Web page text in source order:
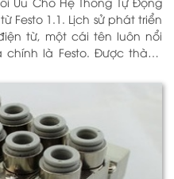
là Festo. Được thành